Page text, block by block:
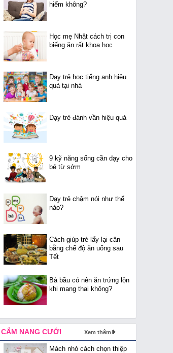
Cửa Hàng Bán Bóng Bay
hiểm không?
Học mẹ Nhật cách trị con
biếng ăn rất khoa học
Dạy trẻ học tiếng anh hiệu
quả tại nhà
Dạy trẻ đánh vần hiệu quả
9 kỹ năng sống cần dạy cho
bé từ sớm
Dạy trẻ chậm nói như thế
nào?
Cách giúp trẻ lấy lại cân
bằng chế độ ăn uống sau
Tết
Bà bầu có nên ăn trứng lộn
khi mang thai không?
CẨM NANG CƯỚI Xem thêm
Mách nhỏ cách chọn thiệp